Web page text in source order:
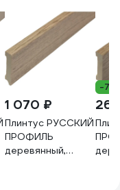
1 070 ₽
Плинтус РУССКИЙ
ПРОФИЛЬ
деревянный,
-